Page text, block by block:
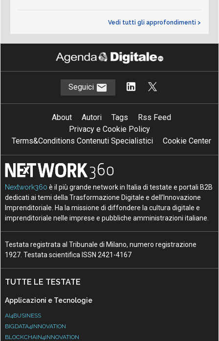
Vedi tutti gli approfondimenti >
Seguici
About Autori Tags
Rss Feed
Privacy e Cookie Policy
Terms&Conditions Contenuti Specialistici
Cookie Center
Nextwork360 è il più grande network in Italia di testate e portali B2B
dedicati ai temi della Trasformazione Digitale e dell’Innovazione
Imprenditoriale. Ha la missione di diffondere la cultura digitale e
imprenditoriale nelle imprese e pubbliche amministrazioni italiane.
Testata registrata al Tribunale di Milano, numero registrazione
1927. Testata scientifica ISSN 2421-4167
TUTTE LE TESTATE
Applicazioni e Tecnologie
AI4BUSINESS
BIGDATA4INNOVATION
BLOCKCHAIN4INNOVATION